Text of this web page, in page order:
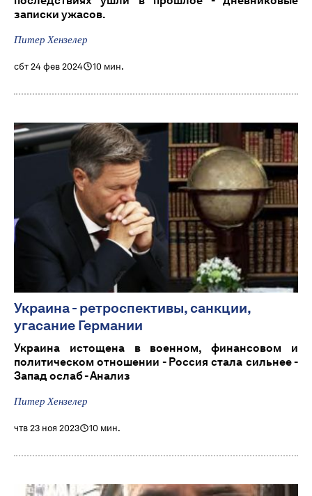
записки ужасов.
Питер Хензелер
сбт 24 фев 2024 10 мин.
Украина - ретроспективы, санкции,
угасание Германии
Украина истощена в военном, финансовом и
политическом отношении - Россия стала сильнее -
Запад ослаб - Анализ
Питер Хензелер
чтв 23 ноя 2023 10 мин.